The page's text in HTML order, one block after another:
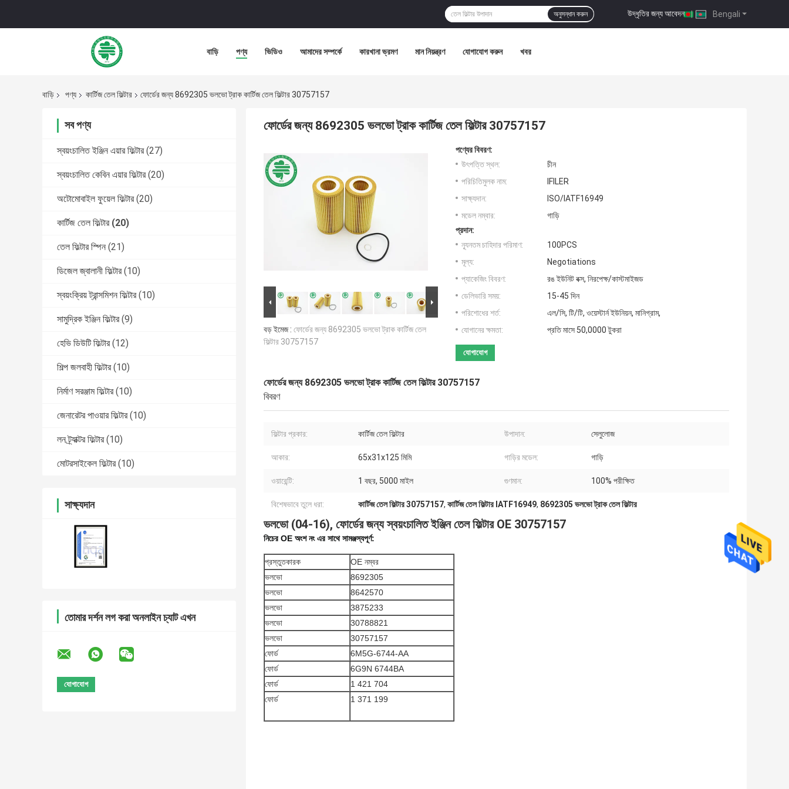
Bengali
উদ্ধৃতির জন্য আবেদন |
অনুসন্ধান করুন
বাড়ি পণ্য ভিডিও আমাদের সম্পর্কে কারখানা ভ্রমণ মান নিয়ন্ত্রণ যোগাযোগ করুন খবর
বাড়ি পণ্য কার্টিজ তেল ফিল্টার ফোর্ডের জন্য 8692305 ভলভো ট্রাক কার্টিজ তেল ফিল্টার 30757157
সব পণ্য
স্বয়ংচালিত ইঞ্জিন এয়ার ফিল্টার (27)
স্বয়ংচালিত কেবিন এয়ার ফিল্টার (20)
অটোমোবাইল ফুয়েল ফিল্টার (20)
কার্টিজ তেল ফিল্টার (20)
তেল ফিল্টার স্পিন (21)
ডিজেল জ্বালানী ফিল্টার (10)
স্বয়ংক্রিয় ট্রান্সমিশন ফিল্টার (10)
সামুদ্রিক ইঞ্জিন ফিল্টার (9)
হেভি ডিউটি ​​ফিল্টার (12)
শিল্প জলবাহী ফিল্টার (10)
নির্মাণ সরঞ্জাম ফিল্টার (10)
জেনারেটর পাওয়ার ফিল্টার (10)
লন ট্র্যাক্টর ফিল্টার (10)
মোটরসাইকেল ফিল্টার (10)
সাক্ষ্যদান
তোমার দর্শন লগ করা অনলাইন চ্যাট এখন
ফোর্ডের জন্য 8692305 ভলভো ট্রাক কার্টিজ তেল ফিল্টার 30757157
বড় ইমেজ : ফোর্ডের জন্য 8692305 ভলভো ট্রাক কার্টিজ তেল
ফিল্টার 30757157
পণ্যের বিবরণ:
উৎপত্তি স্থল:
চীন
পরিচিতিমুলক নাম:
IFILER
সাক্ষ্যদান:
ISO/IATF16949
মডেল নম্বার:
গাড়ি
প্রদান:
ন্যূনতম চাহিদার পরিমাণ:
100PCS
মূল্য:
Negotiations
প্যাকেজিং বিবরণ:
রঙ ইউনিট বক্স, নিরপেক্ষ/কাস্টমাইজড
ডেলিভারি সময়:
15-45 দিন
পরিশোধের শর্ত:
এল/সি, টি/টি, ওয়েস্টার্ন ইউনিয়ন, মানিগ্রাম,
যোগানের ক্ষমতা:
প্রতি মাসে 50,0000 টুকরা
যোগাযোগ
ফোর্ডের জন্য 8692305 ভলভো ট্রাক কার্টিজ তেল ফিল্টার 30757157
বিবরণ
ফিল্টার প্রকার: কার্টিজ তেল ফিল্টার উপাদান: সেলুলোজ
আকার: 65x31x125 মিমি গাড়ির মডেল: গাড়ি
ওয়ারেন্টি: 1 বছর, 5000 মাইল গুণমান: 100% পরীক্ষিত
বিশেষভাবে তুলে ধরা: কার্টিজ তেল ফিল্টার 30757157, কার্টিজ তেল ফিল্টার IATF16949, 8692305 ভলভো ট্রাক তেল ফিল্টার
ভলভো (04-16), ফোর্ডের জন্য স্বয়ংচালিত ইঞ্জিন তেল ফিল্টার OE 30757157
নিচের OE অংশ নং এর সাথে সামঞ্জস্যপূর্ণ:
প্রস্তুতকারক
OE নম্বর
ভলভো
8692305
ভলভো
8642570
ভলভো
3875233
ভলভো
30788821
ভলভো
30757157
ফোর্ড
6M5G-6744-AA
ফোর্ড
6G9N 6744BA
ফোর্ড
1 421 704
ফোর্ড
1 371 199